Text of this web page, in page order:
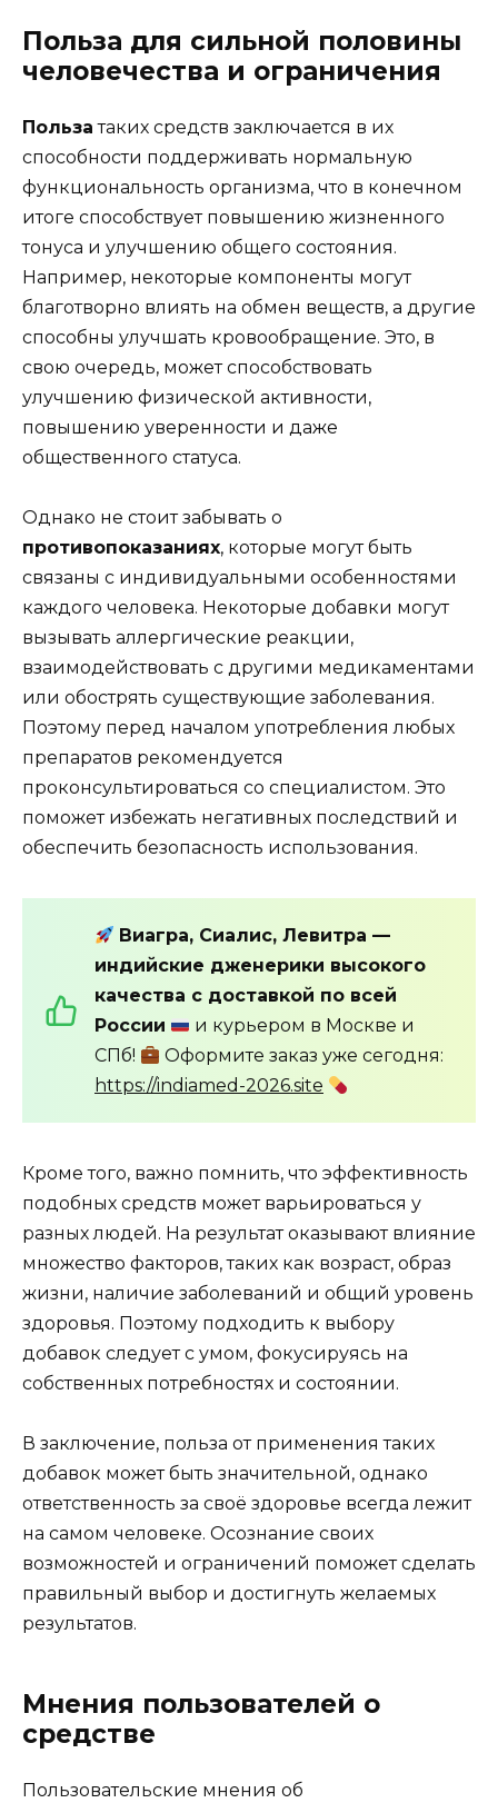
Польза для сильной половины
человечества и ограничения
Польза таких средств заключается в их
способности поддерживать нормальную
функциональность организма, что в конечном
итоге способствует повышению жизненного
тонуса и улучшению общего состояния.
Например, некоторые компоненты могут
благотворно влиять на обмен веществ, а другие
способны улучшать кровообращение. Это, в
свою очередь, может способствовать
улучшению физической активности,
повышению уверенности и даже
общественного статуса.
Однако не стоит забывать о
противопоказаниях, которые могут быть
связаны с индивидуальными особенностями
каждого человека. Некоторые добавки могут
вызывать аллергические реакции,
взаимодействовать с другими медикаментами
или обострять существующие заболевания.
Поэтому перед началом употребления любых
препаратов рекомендуется
проконсультироваться со специалистом. Это
поможет избежать негативных последствий и
обеспечить безопасность использования.
Виагра, Сиалис, Левитра —
индийские дженерики высокого
качества с доставкой по всей
России
и курьером в Москве и
СПб!
Оформите заказ уже сегодня:
https://indiamed-2026.site
Кроме того, важно помнить, что эффективность
подобных средств может варьироваться у
разных людей. На результат оказывают влияние
множество факторов, таких как возраст, образ
жизни, наличие заболеваний и общий уровень
здоровья. Поэтому подходить к выбору
добавок следует с умом, фокусируясь на
собственных потребностях и состоянии.
В заключение, польза от применения таких
добавок может быть значительной, однако
ответственность за своё здоровье всегда лежит
на самом человеке. Осознание своих
возможностей и ограничений поможет сделать
правильный выбор и достигнуть желаемых
результатов.
Мнения пользователей о
средстве
Пользовательские мнения об